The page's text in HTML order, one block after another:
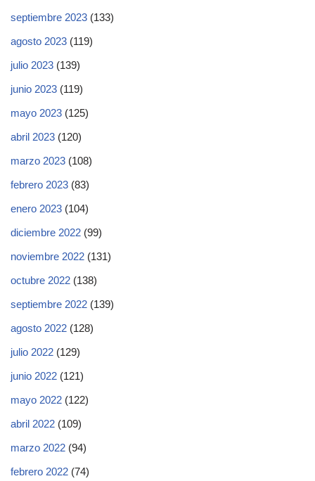
septiembre 2023 (133)
agosto 2023 (119)
julio 2023 (139)
junio 2023 (119)
mayo 2023 (125)
abril 2023 (120)
marzo 2023 (108)
febrero 2023 (83)
enero 2023 (104)
diciembre 2022 (99)
noviembre 2022 (131)
octubre 2022 (138)
septiembre 2022 (139)
agosto 2022 (128)
julio 2022 (129)
junio 2022 (121)
mayo 2022 (122)
abril 2022 (109)
marzo 2022 (94)
febrero 2022 (74)